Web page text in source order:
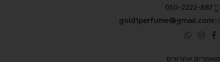
050-2222-887
gold1perfume@gmail.com
מאמרים אחרונים